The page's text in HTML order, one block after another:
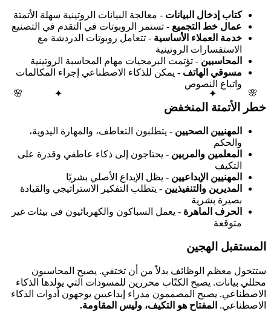
🌸 ✦ 🌸
✦
كتاب إدخال البيانات - معالجة البيانات الروتينية سهلة الأتمتة
عمال خط التجميع - تستمر الروبوتات في التقدم في التصنيع
خدمة العملاء الأساسية - تتعامل روبوتات الدردشة مع
الاستفسارات الروتينية
المحاسبين - تؤتمت البرمجيات مهام المحاسبة الروتينية
مسوقي الهاتف - يمكن للذكاء الاصطناعي إجراء المكالمات
واتباع النصوص
خطر الأتمتة المنخفض
المهنيين الصحيين - يتطلبون التعاطف، والمهارة اليدوية،
والحكم
المعلمين والمربين - يحتاجون إلى ذكاء عاطفي وقدرة على
التكيف
المهنيين الإبداعيين - يظل الإبداع الأصلي بشريًا
المديرين والتنفيذيين - يتطلب التفكير الاستراتيجي والقيادة
بصيرة بشرية
الحرف الماهرة - يعمل السباكون والكهربائيون في بيئات غير
متوقعة
المستقبل الهجين
ستتحول معظم الوظائف بدلاً من أن تختفي. يصبح المحاسبون
محللي بيانات. يصبح الكتّاب محررين للمسودات التي يولدها الذكاء
الاصطناعي. يصبح المصممون مدراء إبداعيين يوجهون أدوات الذكاء
الاصطناعي. المفتاح هو التكيف، وليس المقاومة.